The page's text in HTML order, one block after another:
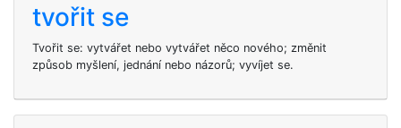
tvořit se
Tvořit se: vytvářet nebo vytvářet něco nového; změnit
způsob myšlení, jednání nebo názorů; vyvíjet se.